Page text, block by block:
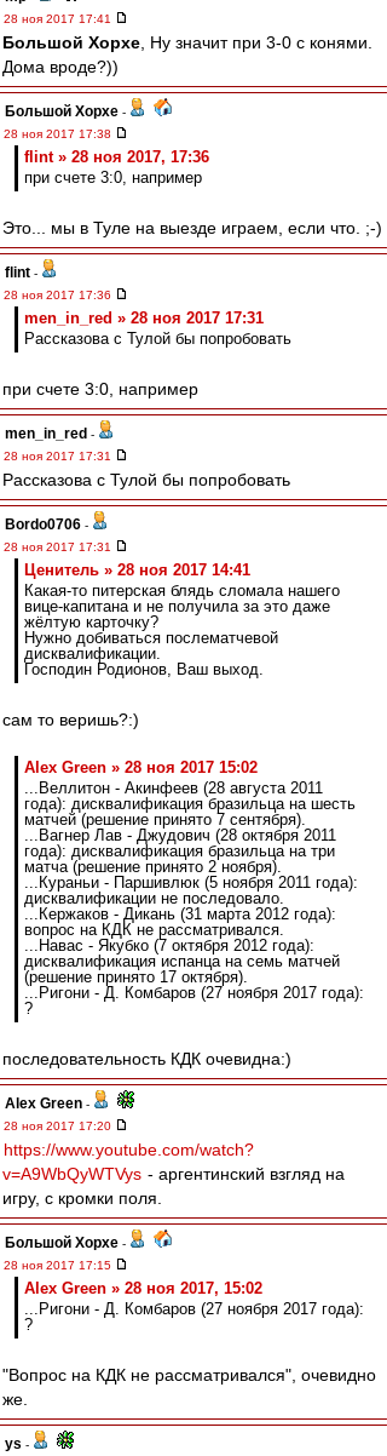
28 ноя 2017 17:41
Большой Хорхе , Ну значит при 3-0 с конями.
Дома вроде?))
Большой Хорхе -
28 ноя 2017 17:38
flint » 28 ноя 2017, 17:36
при счете 3:0, например
Это... мы в Туле на выезде играем, если что. ;-)
flint -
28 ноя 2017 17:36
men_in_red » 28 ноя 2017 17:31
Рассказова с Тулой бы попробовать
при счете 3:0, например
men_in_red -
28 ноя 2017 17:31
Рассказова с Тулой бы попробовать
Bordo0706 -
28 ноя 2017 17:31
Ценитель » 28 ноя 2017 14:41
Какая-то питерская блядь сломала нашего
вице-капитана и не получила за это даже
жёлтую карточку?
Нужно добиваться послематчевой
дисквалификации.
Господин Родионов, Ваш выход.
сам то веришь?:)
Alex Green » 28 ноя 2017 15:02
...Веллитон - Акинфеев (28 августа 2011
года): дисквалификация бразильца на шесть
матчей (решение принято 7 сентября).
...Вагнер Лав - Джудович (28 октября 2011
года): дисквалификация бразильца на три
матча (решение принято 2 ноября).
...Кураньи - Паршивлюк (5 ноября 2011 года):
дисквалификации не последовало.
...Кержаков - Дикань (31 марта 2012 года):
вопрос на КДК не рассматривался.
...Навас - Якубко (7 октября 2012 года):
дисквалификация испанца на семь матчей
(решение принято 17 октября).
...Ригони - Д. Комбаров (27 ноября 2017 года):
?
последовательность КДК очевидна:)
Alex Green -
28 ноя 2017 17:20
https://www.youtube.com/watch?
v=A9WbQyWTVys - аргентинский взгляд на
игру, с кромки поля.
Большой Хорхе -
28 ноя 2017 17:15
Alex Green » 28 ноя 2017, 15:02
...Ригони - Д. Комбаров (27 ноября 2017 года):
?
"Вопрос на КДК не рассматривался", очевидно
же.
ys -